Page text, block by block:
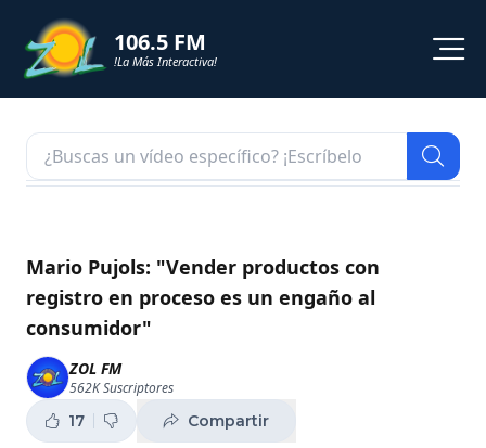
106.5 FM
!La Más Interactiva!
NOTICIAS
SHORTS
PODCAST
ZOL TV
Mario Pujols: "Vender productos con
registro en proceso es un engaño al
consumidor"
ZOL FM
562KSuscriptores
17 Compartir